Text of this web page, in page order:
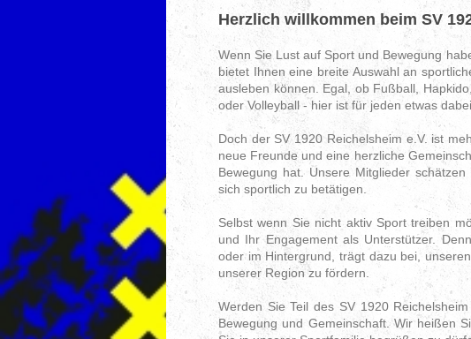
Herzlich willkommen beim SV
Wenn Sie Lust auf Sport und Bewegung
bietet Ihnen eine breite Auswahl an
ausleben können. Egal, ob Fußball,
oder Volleyball - hier ist für jeden etwas
Doch der SV 1920 Reichelsheim e.V. ist
neue Freunde und eine herzliche
Bewegung hat. Unsere Mitglieder
sich sportlich zu betätigen.
Selbst wenn Sie nicht aktiv Sport treiben
und Ihr Engagement als Unterstützer.
oder im Hintergrund, trägt dazu bei,
unserer Region zu fördern.
Werden Sie Teil des SV 1920
Bewegung und Gemeinschaft. Wir heißen